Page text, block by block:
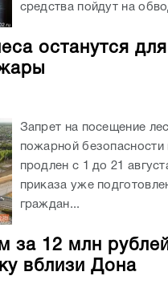
средства пойдут на
останутся
Запрет на посещение
пожарной безопасности
продлен с 1 до 21
приказа уже
граждан...
за 12 млн
вблизи Дона